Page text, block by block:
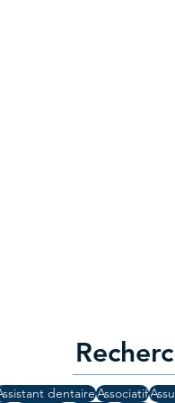
dentaireAssociatif